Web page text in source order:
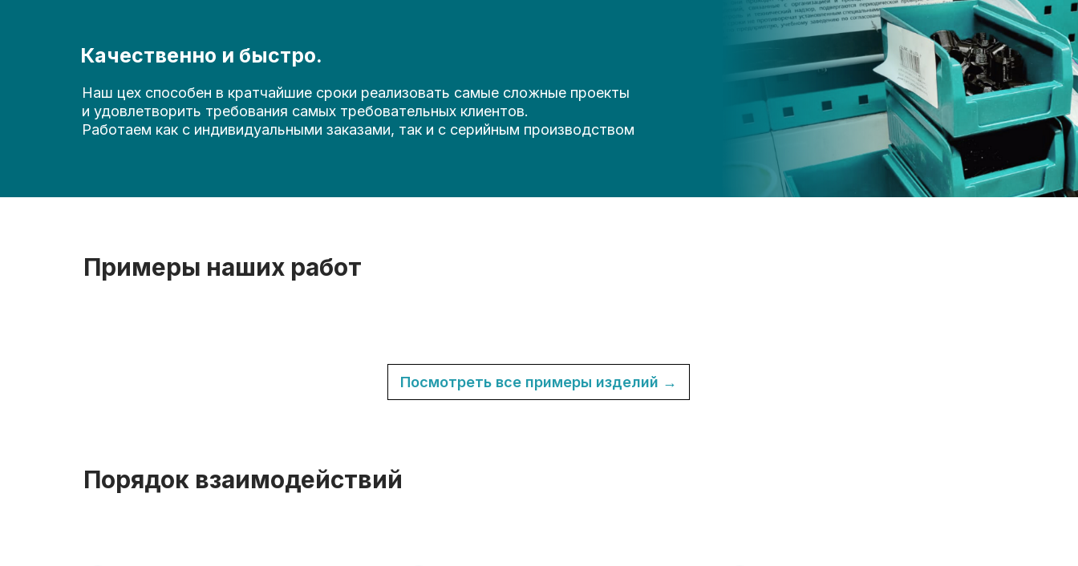
Наш цех способен в кратчайшие сроки реализовать самые сложные проекты
и удовлетворить требования самых требовательных клиентов.
Работаем как с индивидуальными заказами, так и с серийным производством
Качественно и быстро.
Примеры наших работ
Посмотреть все примеры изделий →
Порядок взаимодействий